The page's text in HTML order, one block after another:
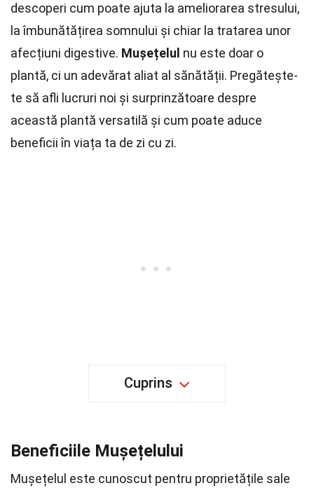
descoperi cum poate ajuta la ameliorarea stresului,
la îmbunătățirea somnului și chiar la tratarea unor
afecțiuni digestive. Mușețelul nu este doar o
plantă, ci un adevărat aliat al sănătății. Pregătește-
te să afli lucruri noi și surprinzătoare despre
această plantă versatilă și cum poate aduce
beneficii în viața ta de zi cu zi.
Cuprins
Beneficiile Mușețelului
Mușețelul este cunoscut pentru proprietățile sale